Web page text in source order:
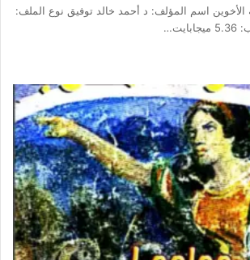
اسم المؤلف: د أحمد خالد توفيق نوع الملف: